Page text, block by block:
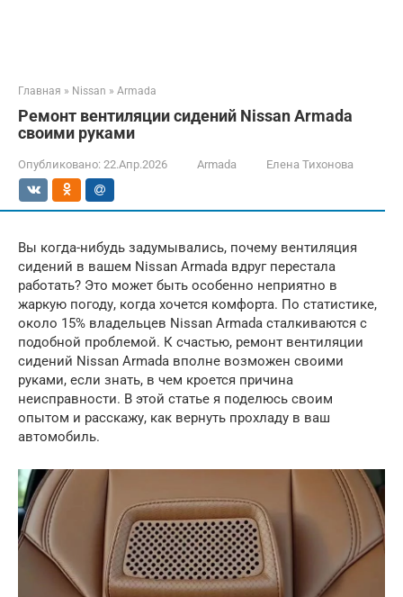
Главная » Nissan » Armada
Ремонт вентиляции сидений Nissan Armada
своими руками
Опубликовано: 22.Апр.2026 Armada Елена Тихонова
Вы когда-нибудь задумывались, почему вентиляция
сидений в вашем Nissan Armada вдруг перестала
работать? Это может быть особенно неприятно в
жаркую погоду, когда хочется комфорта. По статистике,
около 15% владельцев Nissan Armada сталкиваются с
подобной проблемой. К счастью, ремонт вентиляции
сидений Nissan Armada вполне возможен своими
руками, если знать, в чем кроется причина
неисправности. В этой статье я поделюсь своим
опытом и расскажу, как вернуть прохладу в ваш
автомобиль.